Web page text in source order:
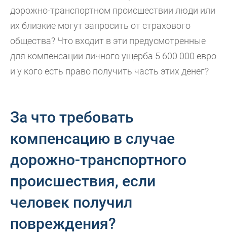
дорожно-транспортном происшествии люди или
их близкие могут запросить от страхового
общества? Что входит в эти предусмотренные
для компенсации личного ущерба 5 600 000 евро
и у кого есть право получить часть этих денег?
За что требовать
компенсацию в случае
дорожно-транспортного
происшествия, если
человек получил
повреждения?